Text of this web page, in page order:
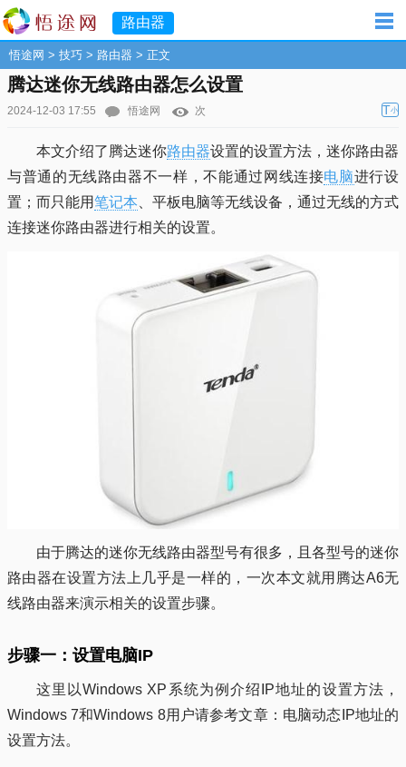
路由器
悟途网 > 技巧 > 路由器 > 正文
腾达迷你无线路由器怎么设置
2024-12-03 17:55 悟途网 次 T小
本文介绍了腾达迷你路由器设置的设置方法，迷你路由器
与普通的无线路由器不一样，不能通过网线连接电脑进行设
置；而只能用笔记本 、平板电脑等无线设备，通过无线的方式
连接迷你路由器进行相关的设置。
由于腾达的迷你无线路由器型号有很多，且各型号的迷你
路由器在设置方法上几乎是一样的，一次本文就用腾达A6无
线路由器来演示相关的设置步骤。
步骤一：设置电脑IP
这里以Windows XP系统为例介绍IP地址的设置方法，
Windows 7和Windows 8用户请参考文章：电脑动态IP地址的
设置方法。